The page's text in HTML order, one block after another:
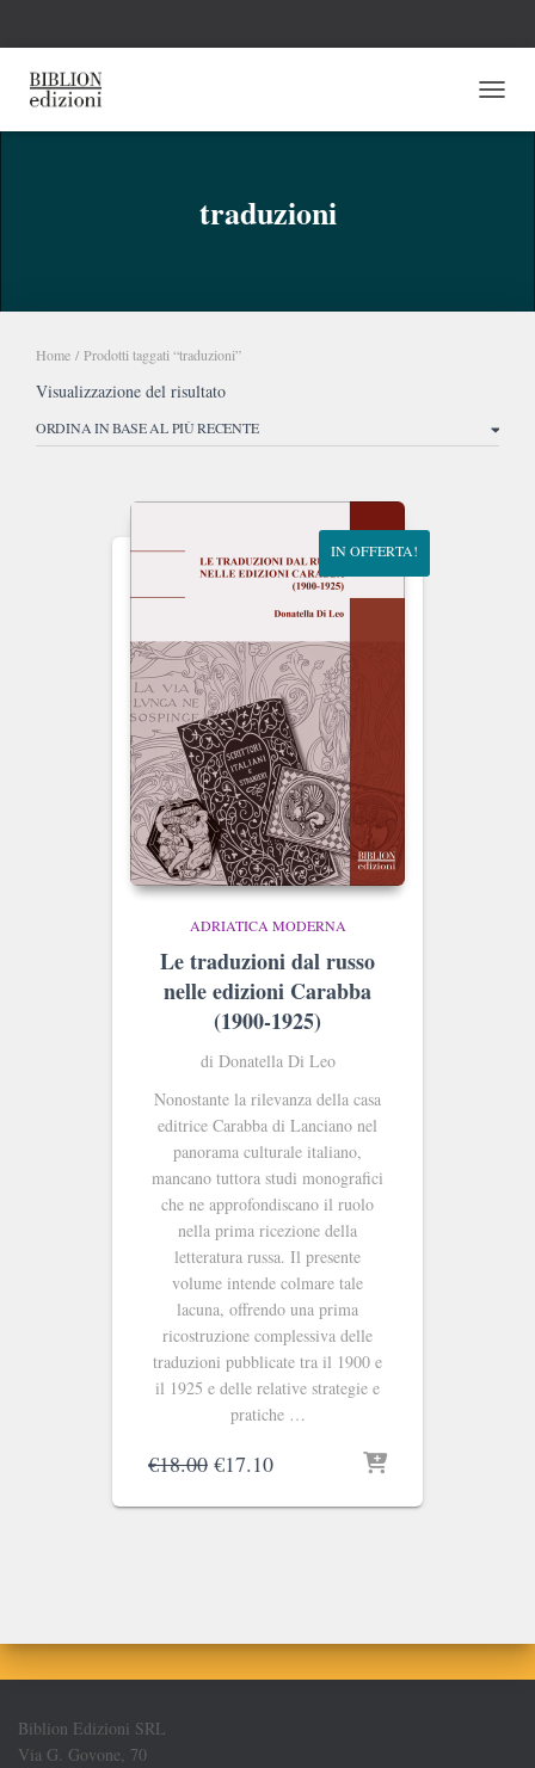
traduzioni
Home / Prodotti taggati “traduzioni”
Visualizzazione del risultato
IN OFFERTA!
ADRIATICA MODERNA
Le traduzioni dal russo
nelle edizioni Carabba
(1900-1925)
di Donatella Di Leo
Nonostante la rilevanza della casa
editrice Carabba di Lanciano nel
panorama culturale italiano,
mancano tuttora studi monografici
che ne approfondiscano il ruolo
nella prima ricezione della
letteratura russa. Il presente
volume intende colmare tale
lacuna, offrendo una prima
ricostruzione complessiva delle
traduzioni pubblicate tra il 1900 e
il 1925 e delle relative strategie e
pratiche …
€18.00 Il
originale
€17.10Il
attuale
Biblion Edizioni SRL
Via G. Govone, 70